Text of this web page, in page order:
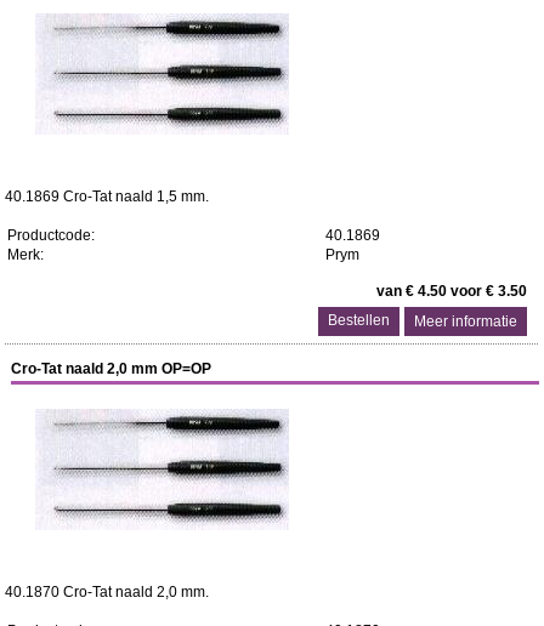
40.1869 Cro-Tat naald 1,5 mm.
Productcode:
40.1869
Merk:
Prym
van € 4.50 voor € 3.50
Meer informatie
Cro-Tat naald 2,0 mm OP=OP
40.1870 Cro-Tat naald 2,0 mm.